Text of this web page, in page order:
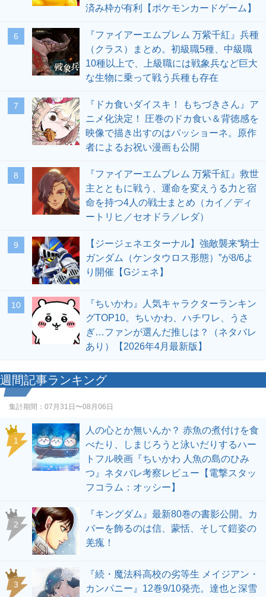
済み枠が有利【ポケモンカードゲーム】
6
『ファイアーエムブレム 万紫千紅』兵種
（クラス）まとめ。初級職5種、中級職
10種以上で、上級職には戦象兵など巨大
な生物に乗って戦う兵種も存在
7
『ドカ食いダイスキ！ もちづきさん』ア
ニメ化決定！ 圧巻のドカ食い＆背徳感を
映像で描き出すのはパッショーネ。原作
者によるお祝い漫画も公開
8
『ファイアーエムブレム 万紫千紅』救世
主とともに戦う、運命を変えうる力と宿
命を持つ4人の戦士まとめ（カイ／ディ
ートリヒ／セオドラ／レダ）
9
【ジージェネエターナル】強敵襲来“騎士
ガンダム（ケンタウロス形態）”が8/6よ
り開催【Gジェネ】
10
『ちいかわ』人気キャラクターランキン
グTOP10。ちいかわ、ハチワレ、うさ
ぎ…ファンが選んだ推しは？（ネタバレ
あり）【2026年4月最新版】
週間記事ランキング
集計期間： 07月31日〜08月06日
1
人の心とか無いんか？ 赤魚の煮付けを食
べたり、しまじろうと泳いだりするハー
トフル映画『ちいかわ 人魚の島のひみ
つ』ネタバレ考察レビュー【電撃スタッ
フコラム：オッシー】
2
『キングダム』最新80巻の書影公開。カ
バーを飾るのは信、蒙恬、そして鎧姿の
羌瘣！
3
『続・魔法科高校の劣等生 メイジアン・
カンパニー』12巻9/10発売。達也と深雪